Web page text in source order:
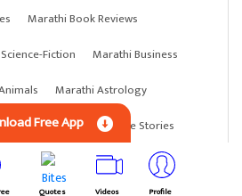
Marathi Book Reviews
Fiction
Marathi Business
Marathi Astrology
Anything Marathi Crime Stories
Free App
Quotes Videos Profile